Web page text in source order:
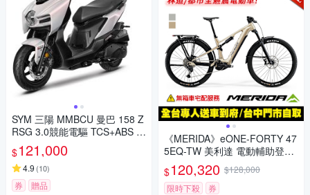
SYM 三陽 MMBCU 曼巴 158 Z
RSG 3.0競能電驅 TCS+ABS 雙
碟煞(2026年全新機車/電驅版)
$121,000
4.9 (10)
券 贈品
《MERIDA》eONE-FORTY 47
5EQ-TW 美利達 電動輔助登山
車 E-BIKE/輔助/電動車/林道車/
自行車/單車
$120,320 $128,000
限時下殺
券